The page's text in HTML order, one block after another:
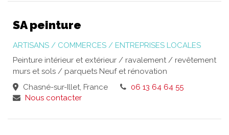
SA peinture
ARTISANS / COMMERCES / ENTREPRISES LOCALES
Peinture intérieur et extérieur / ravalement / revêtement
murs et sols / parquets Neuf et rénovation
Chasné-sur-Illet, France
06 13 64 64 55
Nous contacter